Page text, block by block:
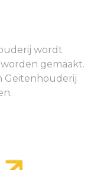
wordt
gemaakt.
Geitenhouderij